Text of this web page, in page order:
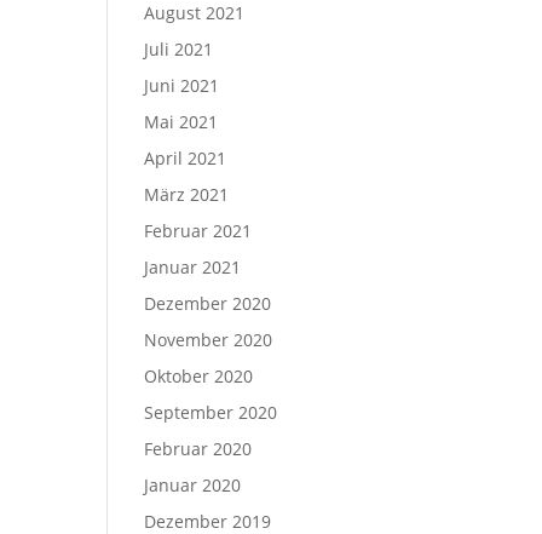
August 2021
Juli 2021
Juni 2021
Mai 2021
April 2021
März 2021
Februar 2021
Januar 2021
Dezember 2020
November 2020
Oktober 2020
September 2020
Februar 2020
Januar 2020
Dezember 2019